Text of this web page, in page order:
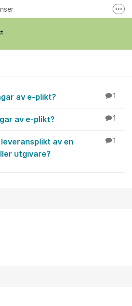
av e-plikt? 1
av e-plikt? 1
av en
utgivare?
1